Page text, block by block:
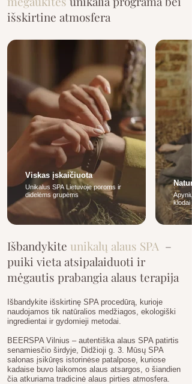
išskirtine atmosfera
Viskas įskaičiuota
Unikalus SPA Lietuvoje poroms ir
didelėms grupėms
klodai
Išbandykite unikalų alaus SPA –
puiki vieta atsipalaiduoti ir
mėgautis prabangia alaus terapija
Išbandykite išskirtinę SPA procedūrą, kurioje
naudojamos tik natūralios medžiagos, ekologiški
ingredientai ir gydomieji metodai.
BEERSPA Vilnius – autentiška alaus SPA patirtis
senamiesčio širdyje, Didžioji g. 3. Mūsų SPA
salonas įsikūręs istorinėse patalpose, kuriose
kadaise buvo laikomos alaus atsargos, o šiandien
čia atkuriama tradicinė alaus pirties atmosfera.